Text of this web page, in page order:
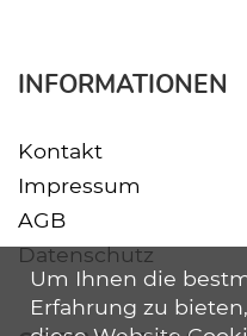
INFORMATIONEN
Kontakt
Impressum
AGB
Datenschutz
Um Ihnen die
Erfahrung zu